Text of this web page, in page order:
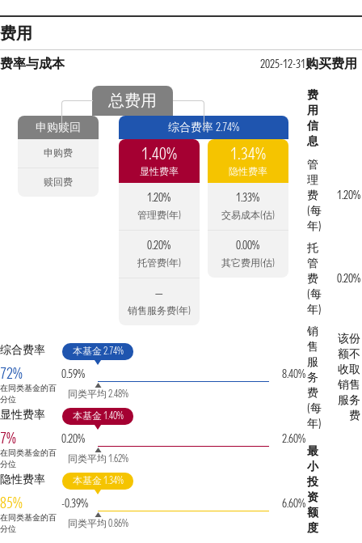
费用
费率与成本 2025-12-31
总费用
申购赎回
申购费
赎回费
综合费率 2.74%
1.40%
显性费率
1.20%
管理费(年)
0.20%
托管费(年)
—
销售服务费(年)
1.34%
隐性费率
1.33%
交易成本(估)
0.00%
其它费用(估)
综合费率
72%
在同类基金的百
分位
0.59%
本基金 2.74%
同类平均 2.48%
8.40%
显性费率
7%
在同类基金的百
分位
0.20%
本基金 1.40%
同类平均 1.62%
2.60%
隐性费率
85%
在同类基金的百
分位
-0.39%
本基金 1.34%
同类平均 0.86%
6.60%
购买费用
费
用
信
息
管
理
费
(每
年)
1.20%
托
管
费
(每
年)
0.20%
销
售
服
务
费
(每
年)
该份
额不
收取
销售
服务
费
最
小
投
资
额
度